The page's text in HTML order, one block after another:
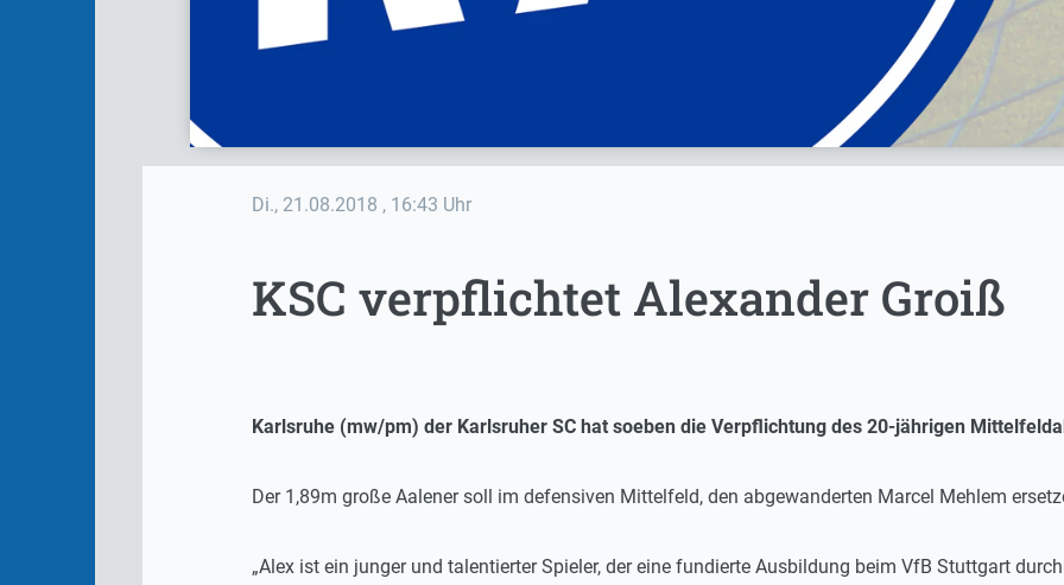
Di., 21.08.2018 , 16:43 Uhr
KSC verpflichtet Alexander Groiß
Karlsruhe (mw/pm) der Karlsruher SC hat soeben die Verpflichtung des 20-jährigen
Der 1,89m große Aalener soll im defensiven Mittelfeld, den abgewanderten Marcel Mehlem
„Alex ist ein junger und talentierter Spieler, der eine fundierte Ausbildung beim VfB Stuttgart